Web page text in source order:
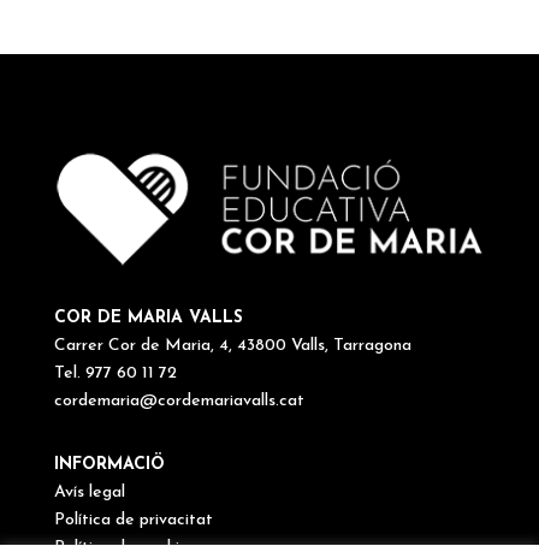
COR DE MARIA VALLS
Carrer Cor de Maria, 4, 43800 Valls, Tarragona
Tel. 977 60 11 72
cordemaria@cordemariavalls.cat
INFORMACIÖ
Avís legal
Política de privacitat
Política de cookies